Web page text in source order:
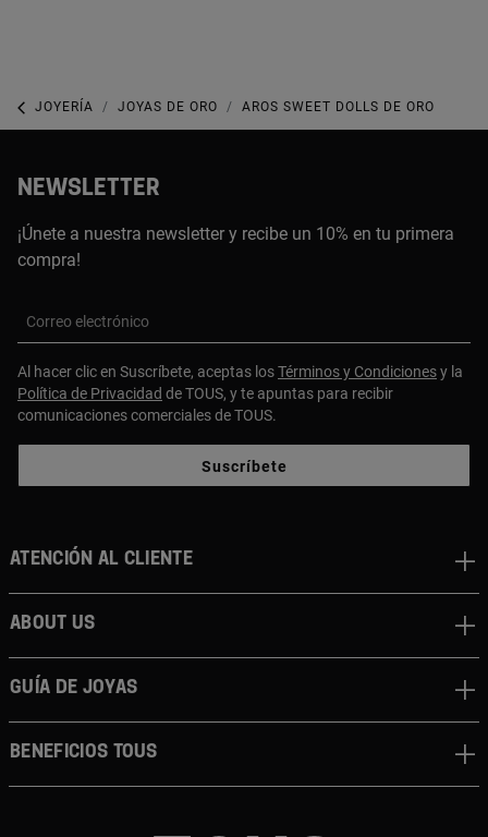
JOYERÍA JOYAS DE ORO AROS SWEET DOLLS DE ORO
NEWSLETTER
¡Únete a nuestra newsletter y recibe un 10% en tu primera
compra!
Correo electrónico
Al hacer clic en Suscríbete, aceptas losTérminos y Condicionesy la
Política de Privacidad de TOUS, y te apuntas para recibir
comunicaciones comerciales de TOUS.
Suscríbete
Atención al cliente
About us
Guía de joyas
Beneficios TOUS